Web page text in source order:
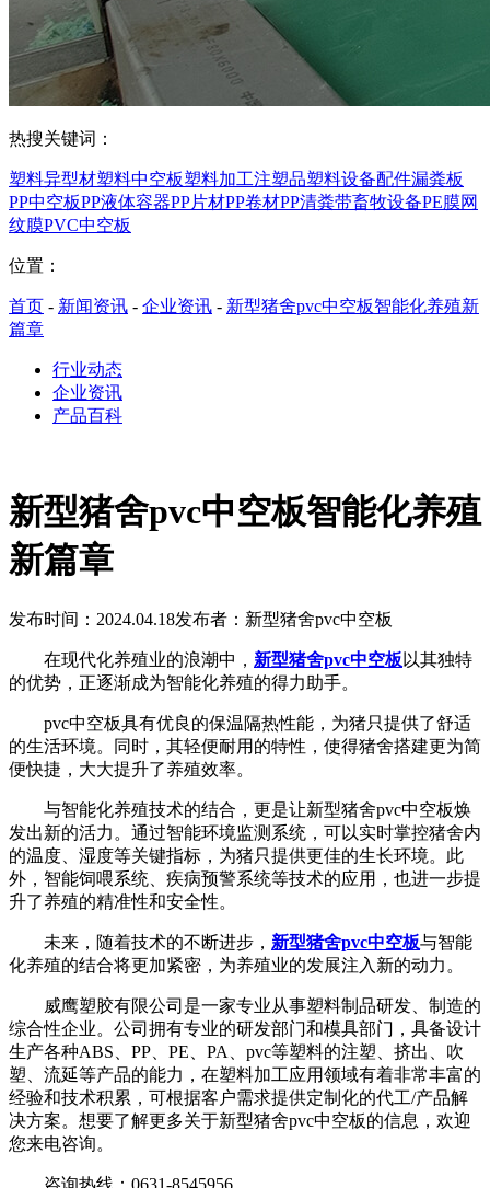
热搜关键词：
塑料异型材塑料中空板塑料加工注塑品塑料设备配件漏粪板
PP中空板PP液体容器PP片材PP卷材PP清粪带畜牧设备PE膜网
纹膜PVC中空板
位置：
首页 - 新闻资讯 - 企业资讯 - 新型猪舍pvc中空板智能化养殖新
篇章
行业动态
企业资讯
产品百科
新型猪舍pvc中空板智能化养殖
新篇章
发布时间：2024.04.18发布者：新型猪舍pvc中空板
在现代化养殖业的浪潮中， 新型猪舍pvc中空板 以其独特
的优势，正逐渐成为智能化养殖的得力助手。
pvc中空板具有优良的保温隔热性能，为猪只提供了舒适
的生活环境。同时，其轻便耐用的特性，使得猪舍搭建更为简
便快捷，大大提升了养殖效率。
与智能化养殖技术的结合，更是让新型猪舍pvc中空板焕
发出新的活力。通过智能环境监测系统，可以实时掌控猪舍内
的温度、湿度等关键指标，为猪只提供更佳的生长环境。此
外，智能饲喂系统、疾病预警系统等技术的应用，也进一步提
升了养殖的精准性和安全性。
未来，随着技术的不断进步， 新型猪舍pvc中空板与智能
化养殖的结合将更加紧密，为养殖业的发展注入新的动力。
威鹰塑胶有限公司是一家专业从事塑料制品研发、制造的
综合性企业。公司拥有专业的研发部门和模具部门，具备设计
生产各种ABS、PP、PE、PA、pvc等塑料的注塑、挤出、吹
塑、流延等产品的能力，在塑料加工应用领域有着非常丰富的
经验和技术积累，可根据客户需求提供定制化的代工/产品解
决方案。想要了解更多关于新型猪舍pvc中空板的信息，欢迎
您来电咨询。
咨询热线：0631-8545956